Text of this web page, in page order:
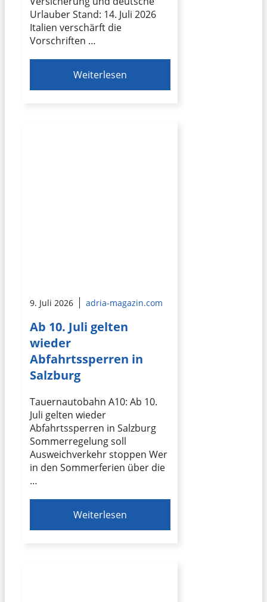
Urlauber Stand: 14. Juli 2026
Italien verschärft die
Vorschriften …
Weiterlesen
9. Juli 2026 adria-magazin.com
Ab 10. Juli gelten
wieder
Abfahrtssperren in
Salzburg
Tauernautobahn A10: Ab 10.
Juli gelten wieder
Abfahrtssperren in Salzburg
Sommerregelung soll
Ausweichverkehr stoppen Wer
in den Sommerferien über die
…
Weiterlesen